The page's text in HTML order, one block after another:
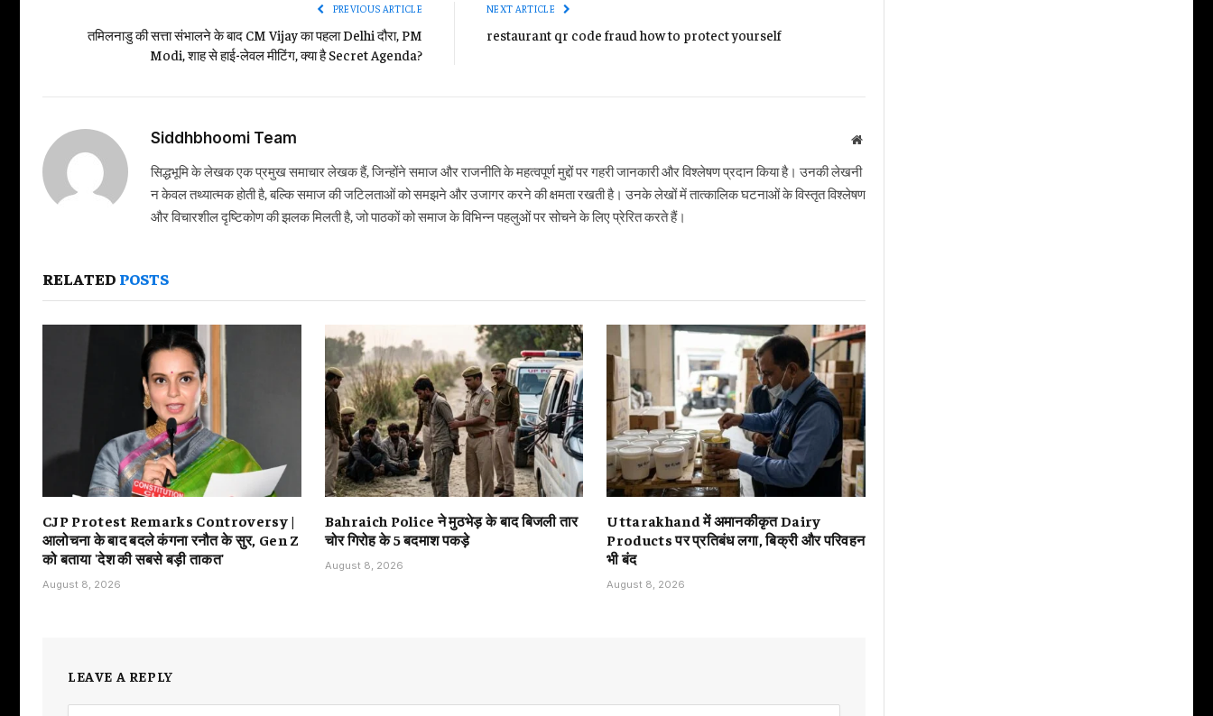
PREVIOUS ARTICLE
तमिलनाडु की सत्ता संभालने के बाद CM Vijay का पहला Delhi दौरा, PM
Modi, शाह से हाई-लेवल मीटिंग, क्या है Secret Agenda?
NEXT ARTICLE
restaurant qr code fraud how to protect yourself
Siddhbhoomi Team Website
सिद्धभूमि के लेखक एक प्रमुख समाचार लेखक हैं, जिन्होंने समाज और राजनीति के महत्वपूर्ण मुद्दों पर गहरी जानकारी और विश्लेषण प्रदान किया है। उनकी लेखनी
न केवल तथ्यात्मक होती है, बल्कि समाज की जटिलताओं को समझने और उजागर करने की क्षमता रखती है। उनके लेखों में तात्कालिक घटनाओं के विस्तृत विश्लेषण
और विचारशील दृष्टिकोण की झलक मिलती है, जो पाठकों को समाज के विभिन्न पहलुओं पर सोचने के लिए प्रेरित करते हैं।
RELATED POSTS
CJP Protest Remarks Controversy |
आलोचना के बाद बदले कंगना रनौत के सुर, Gen Z
को बताया 'देश की सबसे बड़ी ताकत'
August 8, 2026
Bahraich Police ने मुठभेड़ के बाद बिजली तार
चोर गिरोह के 5 बदमाश पकड़े
August 8, 2026
Uttarakhand में अमानकीकृत Dairy
Products पर प्रतिबंध लगा, बिक्री और परिवहन
भी बंद
August 8, 2026
LEAVE A REPLY